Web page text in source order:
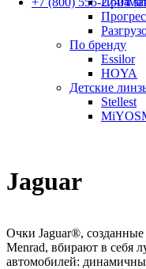
По бренду
Essilor
HOYA
Детские
Stellest
Jaguar
Очки Jaguar®,
Menrad, вбирают в себя
автомобилей: